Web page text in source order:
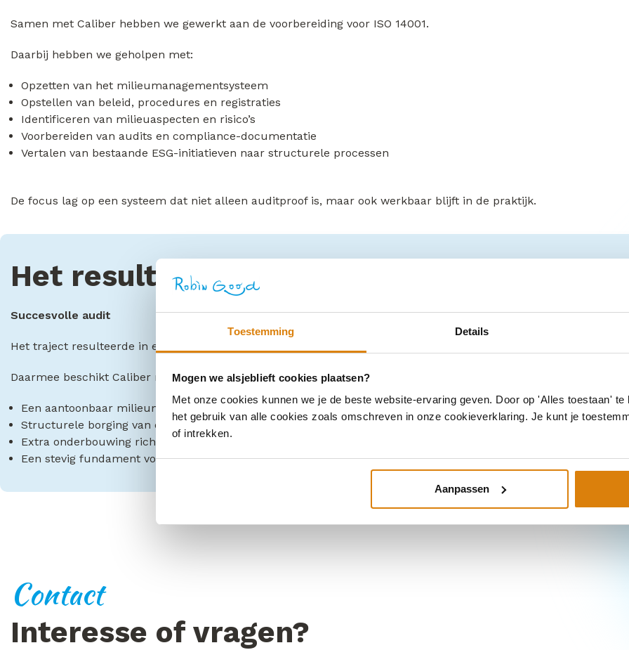
Toestemming Details
Mogen we alsjeblieft cookies plaatsen?
Met onze cookies kunnen we je de beste website-ervaring geven. Door op 'Alles toestaan'
het gebruik van alle cookies zoals omschreven in onze cookieverklaring. Je kunt je
of intrekken.
Aanpassen
Samen met Caliber hebben we gewerkt aan de voorbereiding voor ISO 14001.
Daarbij hebben we geholpen met:
Opzetten van het milieumanagementsysteem
Opstellen van beleid, procedures en registraties
Identificeren van milieuaspecten en risico’s
Voorbereiden van audits en compliance-documentatie
Vertalen van bestaande ESG-initiatieven naar structurele processen
De focus lag op een systeem dat niet alleen auditproof is, maar ook werkbaar blijft in de praktijk.
Het resultaat
Succesvolle audit
Het traject resulteerde in een succesvolle audit voor ISO 14001.
Daarmee beschikt Caliber nu over:
Een aantoonbaar milieumanagementsysteem
Structurele borging van duurzaamheidsprocessen
Extra onderbouwing richting klanten en stakeholders
Een stevig fundament voor toekomstige ESG-ontwikkelingen
Waar duurzaamheid
onderdeel van de
Contact
Interesse of vragen?